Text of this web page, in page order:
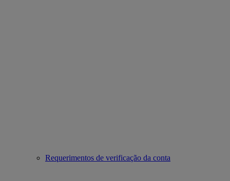
Requerimentos de verificação da conta